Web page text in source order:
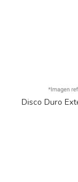
Disco Duro